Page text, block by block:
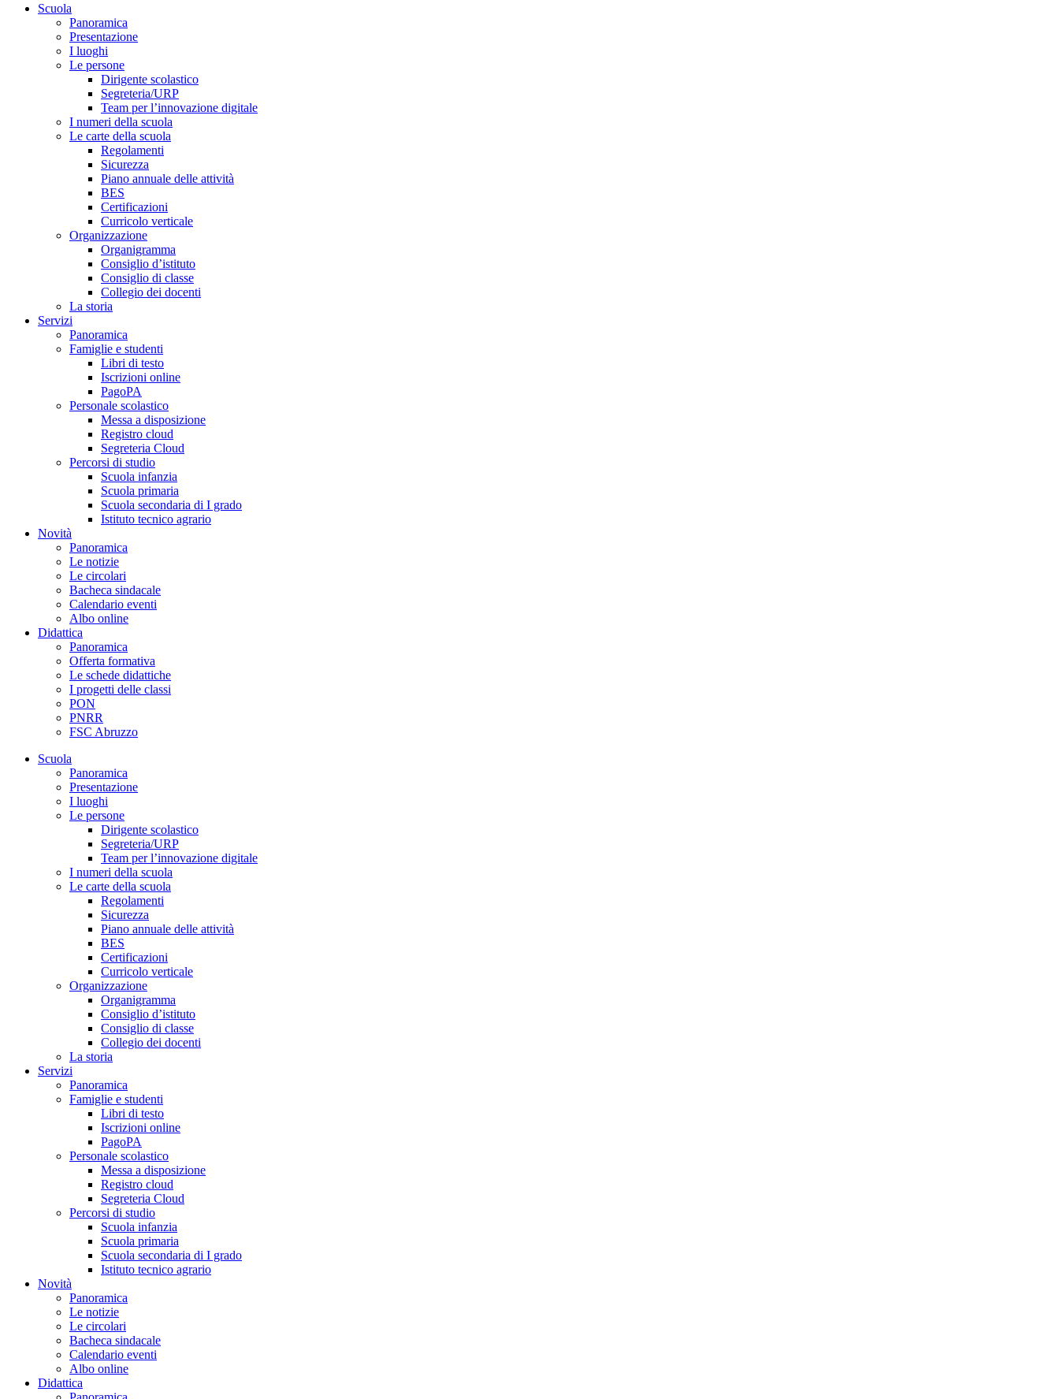
Scuola
Panoramica
Presentazione
I luoghi
Le persone
Dirigente scolastico
Segreteria/URP
Team per l’innovazione digitale
I numeri della scuola
Le carte della scuola
Regolamenti
Sicurezza
Piano annuale delle attività
BES
Certificazioni
Curricolo verticale
Organizzazione
Organigramma
Consiglio d’istituto
Consiglio di classe
Collegio dei docenti
La storia
Servizi
Panoramica
Famiglie e studenti
Libri di testo
Iscrizioni online
PagoPA
Personale scolastico
Messa a disposizione
Registro cloud
Segreteria Cloud
Percorsi di studio
Scuola infanzia
Scuola primaria
Scuola secondaria di I grado
Istituto tecnico agrario
Novità
Panoramica
Le notizie
Le circolari
Bacheca sindacale
Calendario eventi
Albo online
Didattica
Panoramica
Offerta formativa
Le schede didattiche
I progetti delle classi
PON
PNRR
FSC Abruzzo
Scuola
Panoramica
Presentazione
I luoghi
Le persone
Dirigente scolastico
Segreteria/URP
Team per l’innovazione digitale
I numeri della scuola
Le carte della scuola
Regolamenti
Sicurezza
Piano annuale delle attività
BES
Certificazioni
Curricolo verticale
Organizzazione
Organigramma
Consiglio d’istituto
Consiglio di classe
Collegio dei docenti
La storia
Servizi
Panoramica
Famiglie e studenti
Libri di testo
Iscrizioni online
PagoPA
Personale scolastico
Messa a disposizione
Registro cloud
Segreteria Cloud
Percorsi di studio
Scuola infanzia
Scuola primaria
Scuola secondaria di I grado
Istituto tecnico agrario
Novità
Panoramica
Le notizie
Le circolari
Bacheca sindacale
Calendario eventi
Albo online
Didattica